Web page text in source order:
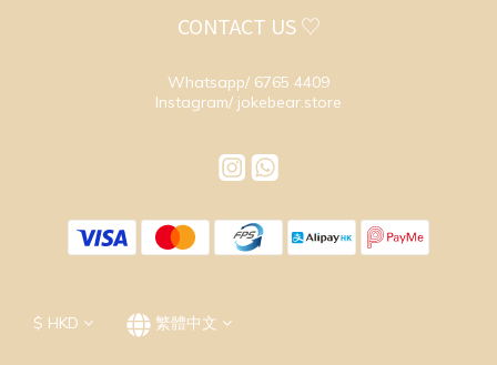
CONTACT US ♡
Whatsapp/ 6765 4409
Instagram/ jokebear.store
$ HKD 繁體中文